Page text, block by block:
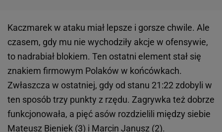
Kaczmarek w ataku miał lepsze i gorsze chwile. Ale
czasem, gdy mu nie wychodziły akcje w ofensywie,
to nadrabiał blokiem. Ten ostatni element stał się
znakiem firmowym Polaków w końcówkach.
Zwłaszcza w ostatniej, gdy od stanu 21:22 zdobyli w
ten sposób trzy punkty z rzędu. Zagrywka też dobrze
funkcjonowała, a pięć asów rozdzielili między siebie
Mateusz Bieniek (3) i Marcin Janusz (2).